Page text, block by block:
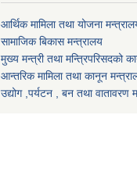
आर्थिक मामिला तथा योजना
सामाजिक बिकास मन्त्रालय
मुख्य मन्त्री तथा मन्त्रिपरिसदको
आन्तरिक मामिला तथा कानून
उद्योग ,पर्यटन , बन तथा वातावरण